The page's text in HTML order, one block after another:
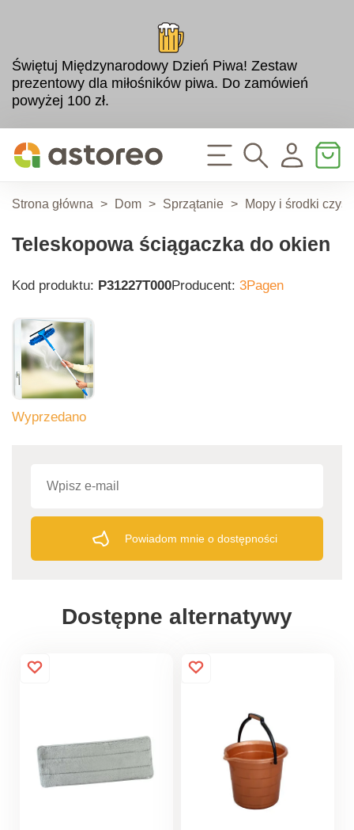
Świętuj Międzynarodowy Dzień Piwa! Zestaw
prezentowy dla miłośników piwa. Do zamówień
powyżej 100 zł.
Strona główna > Dom > Sprzątanie > Mopy i środki
Teleskopowa ściągaczka do okien
Kod produktu: P31227T000Producent: 3Pagen
Wyprzedano
Powiadom mnie o dostępności
Dostępne alternatywy